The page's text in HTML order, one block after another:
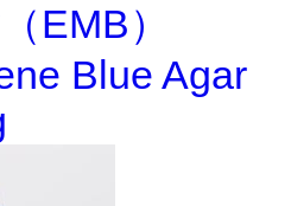
EMB）
Blue Agar